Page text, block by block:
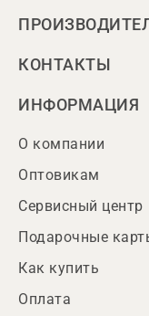
КОНТАКТЫ
ИНФОРМАЦИЯ
О компании
Оптовикам
Сервисный центр
Подарочные
Как купить
Оплата